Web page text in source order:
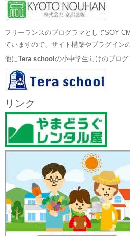
フリーランスのプログラマとしてSOY
ていますので、サイト構築やプラグイン
他にTera school の小中学生向けのプログ
リンク